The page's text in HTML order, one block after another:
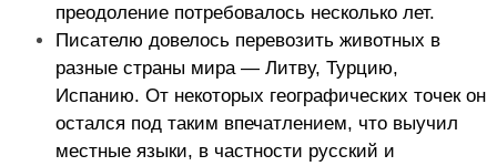
преодоление потребовалось несколько лет.
Писателю довелось перевозить животных в
разные страны мира — Литву, Турцию,
Испанию. От некоторых географических точек он
остался под таким впечатлением, что выучил
местные языки, в частности русский и